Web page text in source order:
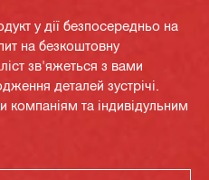
у дії безпосередньо на
на безкоштовну
зв'яжеться з вами
деталей зустрічі.
компаніям та індивідульним